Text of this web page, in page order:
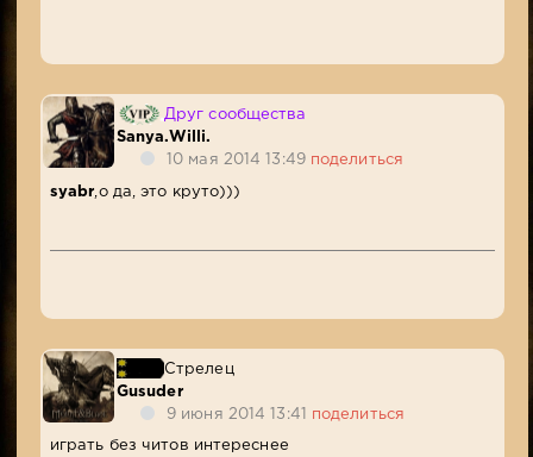
Друг сообщества
Sanya.Willi.
10 мая 2014 13:49 поделиться
syabr ,о да, это круто)))
Стрелец
Gusuder
9 июня 2014 13:41 поделиться
играть без читов интереснее